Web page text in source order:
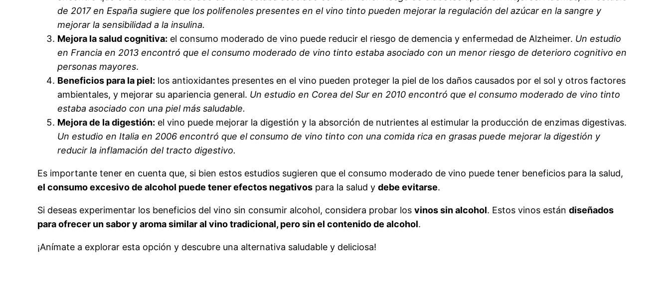
de 2017 en España sugiere que los polifenoles presentes en el vino tinto pueden mejorar la regulación del azúcar en la sangre y
mejorar la sensibilidad a la insulina.
Mejora la salud cognitiva: el consumo moderado de vino puede reducir el riesgo de demencia y enfermedad de Alzheimer. Un estudio
en Francia en 2013 encontró que el consumo moderado de vino tinto estaba asociado con un menor riesgo de deterioro cognitivo en
personas mayores.
Beneficios para la piel: los antioxidantes presentes en el vino pueden proteger la piel de los daños causados por el sol y otros factores
ambientales, y mejorar su apariencia general. Un estudio en Corea del Sur en 2010 encontró que el consumo moderado de vino tinto
estaba asociado con una piel más saludable.
Mejora de la digestión: el vino puede mejorar la digestión y la absorción de nutrientes al estimular la producción de enzimas digestivas.
Un estudio en Italia en 2006 encontró que el consumo de vino tinto con una comida rica en grasas puede mejorar la digestión y
reducir la inflamación del tracto digestivo.
Es importante tener en cuenta que, si bien estos estudios sugieren que el consumo moderado de vino puede tener beneficios para la salud,
el consumo excesivo de alcohol puede tener efectos negativos para la salud ydebe evitarse.
Si deseas experimentar los beneficios del vino sin consumir alcohol, considera probar losvinos sin alcohol. Estos vinos estándiseñados
para ofrecer un sabor y aroma similar al vino tradicional, pero sin el contenido de alcohol.
¡Anímate a explorar esta opción y descubre una alternativa saludable y deliciosa!